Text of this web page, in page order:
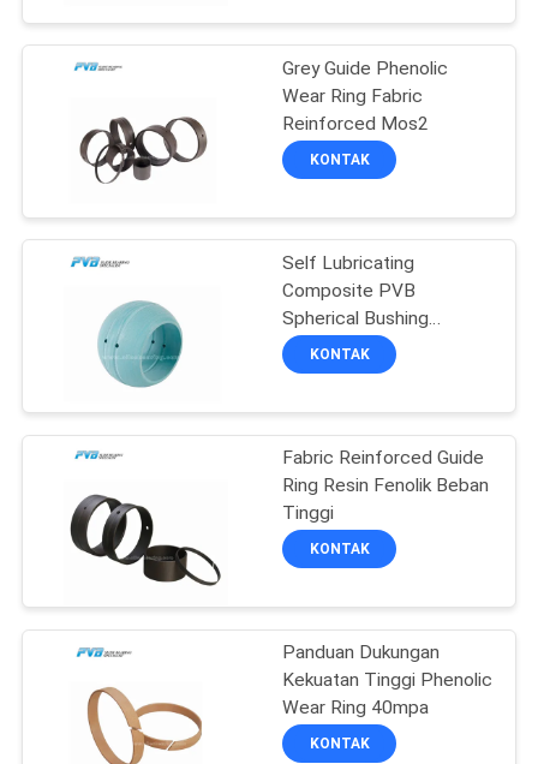
PRIVACY
POLICY
8
Bos Bimetal
Pelat Keausan
Perunggu
Terpasang Grafit
Grey Guide Phenolic
Wear Ring Fabric
Reinforced Mos2
KONTAK
Self Lubricating
Composite PVB
Spherical Bushing
Bearing Chemical
Resistance
KONTAK
Fabric Reinforced Guide
Ring Resin Fenolik Beban
Tinggi
KONTAK
Panduan Dukungan
Kekuatan Tinggi Phenolic
Wear Ring 40mpa
KONTAK